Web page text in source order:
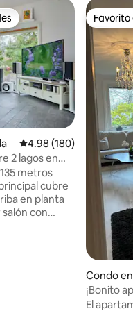
Calificación promedio:
4.98 (180)
2 lagos en
metros
cubre
en planta
con
Condo
¡Bonito
con
El